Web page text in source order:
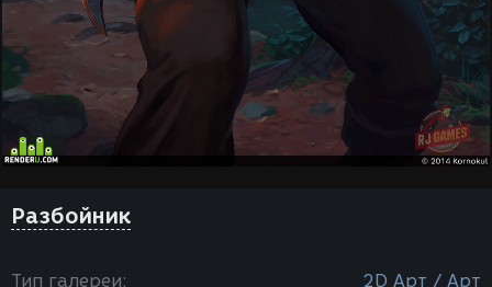
Разбойник
Тип галереи: 2D Арт / Арт